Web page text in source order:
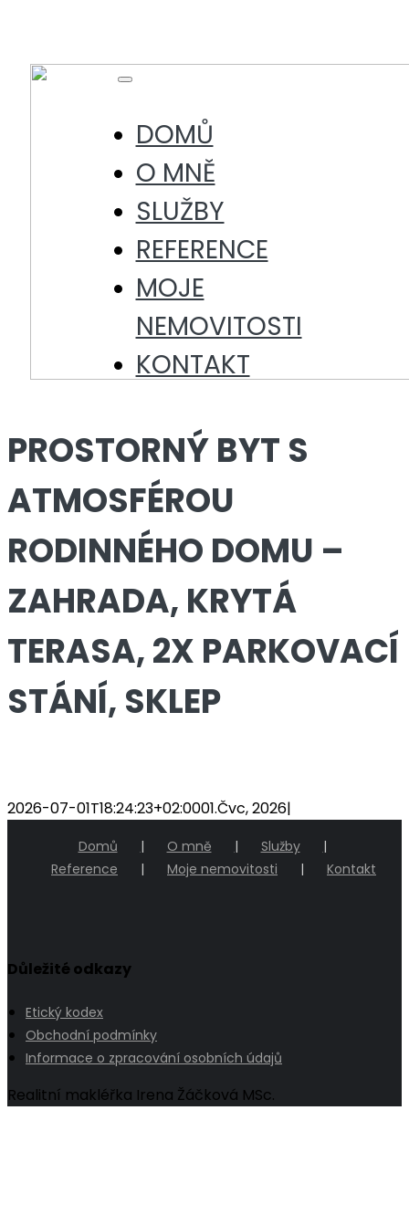
content
Toggle
DOMŮ
O MNĚ
SLUŽBY
REFERENCE
MOJE
NEMOVITOSTI
KONTAKT
PROSTORNÝ BYT S
ATMOSFÉROU
RODINNÉHO DOMU –
ZAHRADA, KRYTÁ
TERASA, 2X PARKOVACÍ
STÁNÍ, SKLEP
2026-07-01T18:24:23+02:0001.Čvc, 2026|
Důležité odkazy
Etický kodex
Obchodní podmínky
Informace o zpracování osobních údajů
Domů O mně
Služby
Reference
Moje nemovitosti Kontakt
Realitní makléřka Irena Žáčková MSc.